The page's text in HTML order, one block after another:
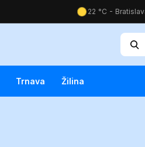
Trnava Žilina